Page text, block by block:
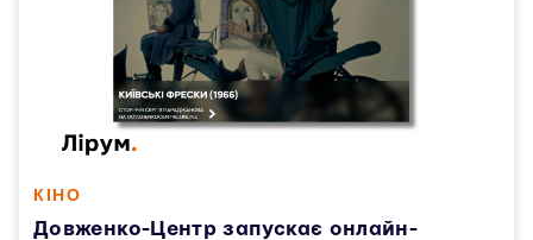
КІНО
Довженко-Центр запускає онлайн-